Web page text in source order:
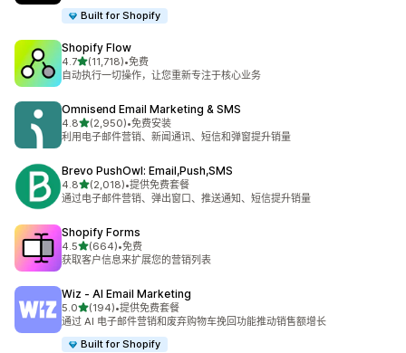
Built for Shopify
Shopify Flow
4.7星（满分 5 星）
(11,718)
总共 11718 条评论
•免费
自动执行一切操作，让您重新专注于核心业务
Omnisend Email Marketing & SMS
4.8星（满分 5 星）
(2,950)
总共 2950 条评论
•免费安装
利用电子邮件营销、新闻通讯、短信和弹窗提升销量
Brevo PushOwl: Email,Push,SMS
4.8星（满分 5 星）
(2,018)
总共 2018 条评论
•提供免费套餐
通过电子邮件营销、弹出窗口、推送通知、短信提升销量
Shopify Forms
4.5星（满分 5 星）
(664)
总共 664 条评论
•免费
获取客户信息来扩展您的营销列表
Wiz ‑ AI Email Marketing
5.0星（满分 5 星）
(194)
总共 194 条评论
•提供免费套餐
通过 AI 电子邮件营销和废弃购物车挽回功能推动销售额增长
Built for Shopify